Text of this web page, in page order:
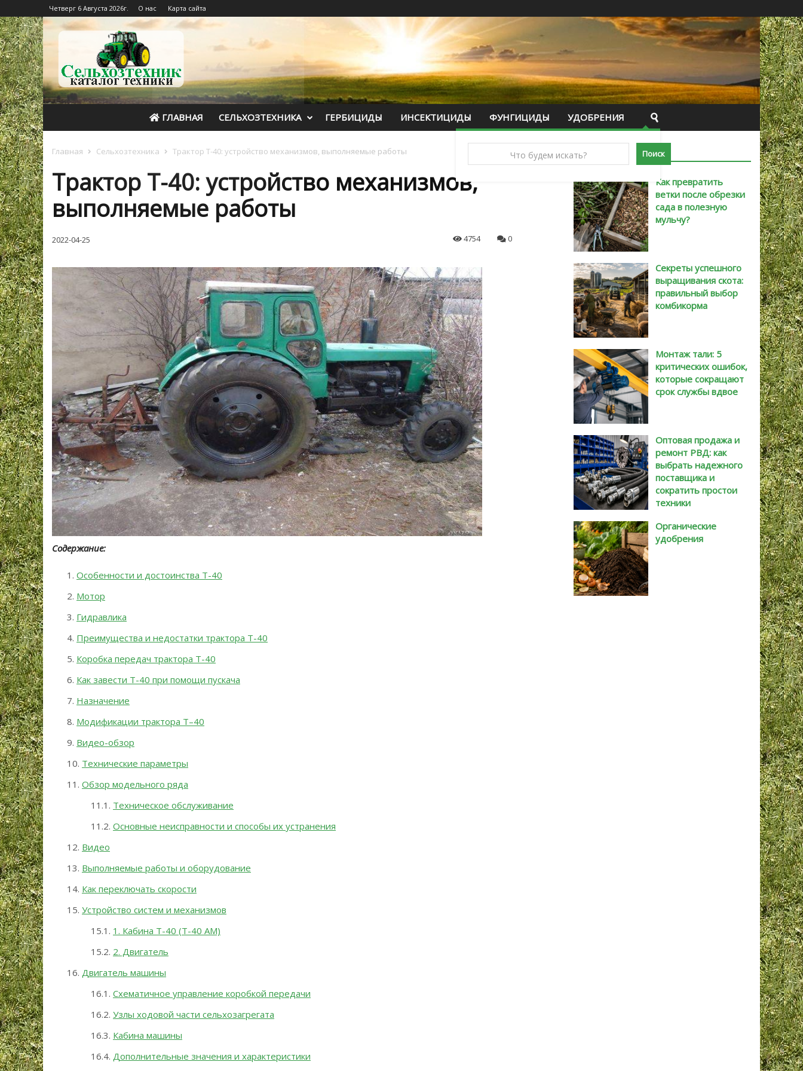
Четверг 6 Августа 2026г. О нас Карта сайта
ГЛАВНАЯ СЕЛЬХОЗТЕХНИКА ГЕРБИЦИДЫ ИНСЕКТИЦИДЫ ФУНГИЦИДЫ УДОБРЕНИЯ
Главная Сельхозтехника Трактор Т-40: устройство механизмов, выполняемые работы
Трактор Т-40: устройство механизмов,
выполняемые работы
2022-04-25 4754 0
Содержание:
Особенности и достоинства Т-40
Мотор
Гидравлика
Преимущества и недостатки трактора Т-40
Коробка передач трактора Т-40
Как завести Т-40 при помощи пускача
Назначение
Модификации трактора Т–40
Видео-обзор
Технические параметры
Обзор модельного ряда
Техническое обслуживание
Основные неисправности и способы их устранения
Видео
Выполняемые работы и оборудование
Как переключать скорости
Устройство систем и механизмов
1. Кабина Т-40 (Т-40 АМ)
2. Двигатель
Двигатель машины
Схематичное управление коробкой передачи
Узлы ходовой части сельхозагрегата
Кабина машины
Дополнительные значения и характеристики
САМЫЕ НОВЫЕ
Как превратить
ветки после обрезки
сада в полезную
мульчу?
Секреты успешного
выращивания скота:
правильный выбор
комбикорма
Монтаж тали: 5
критических ошибок,
которые сокращают
срок службы вдвое
Оптовая продажа и
ремонт РВД: как
выбрать надежного
поставщика и
сократить простои
техники
Органические
удобрения